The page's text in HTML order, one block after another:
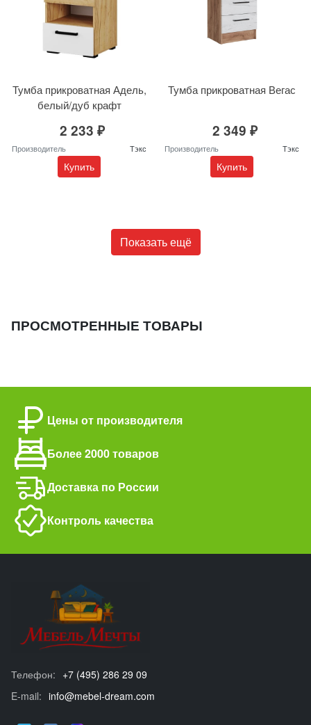
Тумба прикроватная Адель,
белый/дуб крафт
2 233 ₽
Производитель Тэкс
Купить
Тумба прикроватная Вегас
2 349 ₽
Производитель Тэкс
Купить
Показать ещё
ПРОСМОТРЕННЫЕ ТОВАРЫ
Цены от производителя
Более 2000 товаров
Доставка по России
Контроль качества
Телефон: +7 (495) 286 29 09
E-mail: info@mebel-dream.com